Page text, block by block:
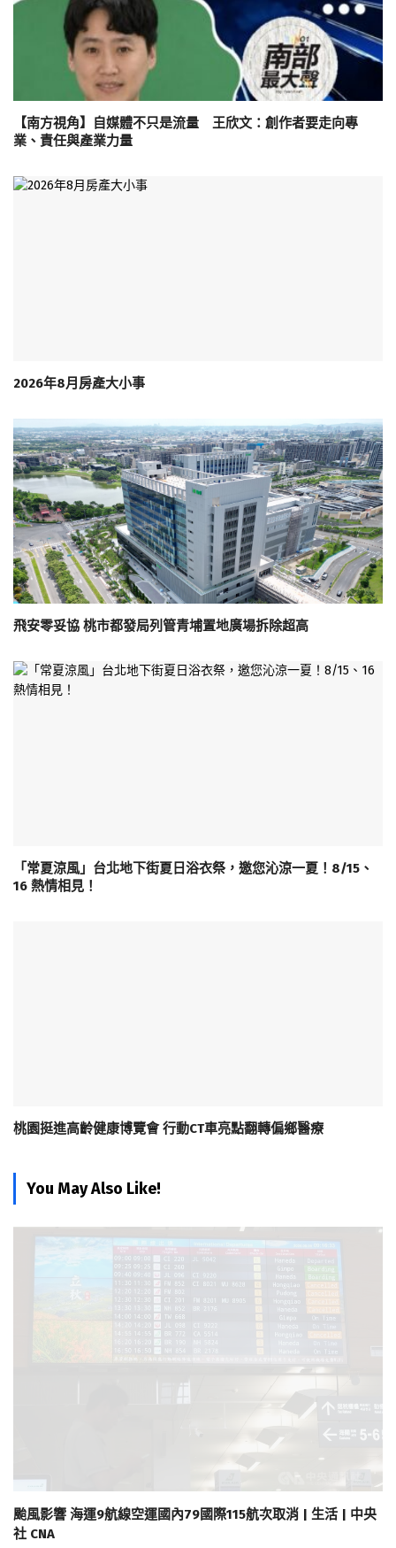
【南方視角】自媒體不只是流量 王欣文：創作者要走向專
業、責任與產業力量
2026年8月房產大小事
飛安零妥協 桃市都發局列管青埔置地廣場拆除超高
「常夏涼風」台北地下街夏日浴衣祭，邀您沁涼一夏！8/15、
16 熱情相見！
桃園挺進高齡健康博覽會 行動CT車亮點翻轉偏鄉醫療
You May Also Like!
颱風影響 海運9航線空運國內79國際115航次取消 | 生活 | 中央
社 CNA